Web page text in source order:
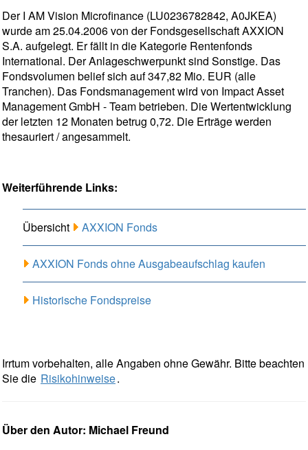
Der I AM Vision Microfinance (LU0236782842, A0JKEA)
wurde am 25.04.2006 von der Fondsgesellschaft AXXION
S.A. aufgelegt. Er fällt in die Kategorie Rentenfonds
International. Der Anlageschwerpunkt sind Sonstige. Das
Fondsvolumen belief sich auf 347,82 Mio. EUR (alle
Tranchen). Das Fondsmanagement wird von Impact Asset
Management GmbH - Team betrieben. Die Wertentwicklung
der letzten 12 Monaten betrug 0,72. Die Erträge werden
thesauriert / angesammelt.
Weiterführende Links:
Übersicht AXXION Fonds
AXXION Fonds ohne Ausgabeaufschlag kaufen
Historische Fondspreise
Irrtum vorbehalten, alle Angaben ohne Gewähr. Bitte beachten
Sie die Risikohinweise.
Über den Autor: Michael Freund